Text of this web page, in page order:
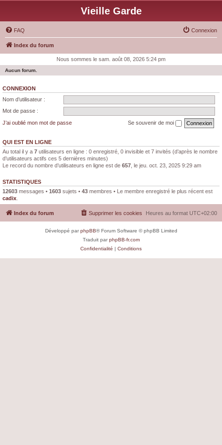
Vieille Garde
FAQ Connexion
Index du forum
Nous sommes le sam. août 08, 2026 5:24 pm
Aucun forum.
CONNEXION
Nom d’utilisateur :
Mot de passe :
J’ai oublié mon mot de passe
Se souvenir de moi
QUI EST EN LIGNE
Au total il y a 7 utilisateurs en ligne : 0 enregistré, 0 invisible et 7 invités (d’après le nombre
d’utilisateurs actifs ces 5 dernières minutes)
Le record du nombre d’utilisateurs en ligne est de 657 , le jeu. oct. 23, 2025 9:29 am
STATISTIQUES
12603 messages • 1603 sujets • 43 membres • Le membre enregistré le plus récent est
cadix
Index du forum Heures au format UTC+02:00
Supprimer les cookies
Développé parphpBB® Forum Software © phpBB Limited
Traduit parphpBB-fr.com
Confidentialité | Conditions